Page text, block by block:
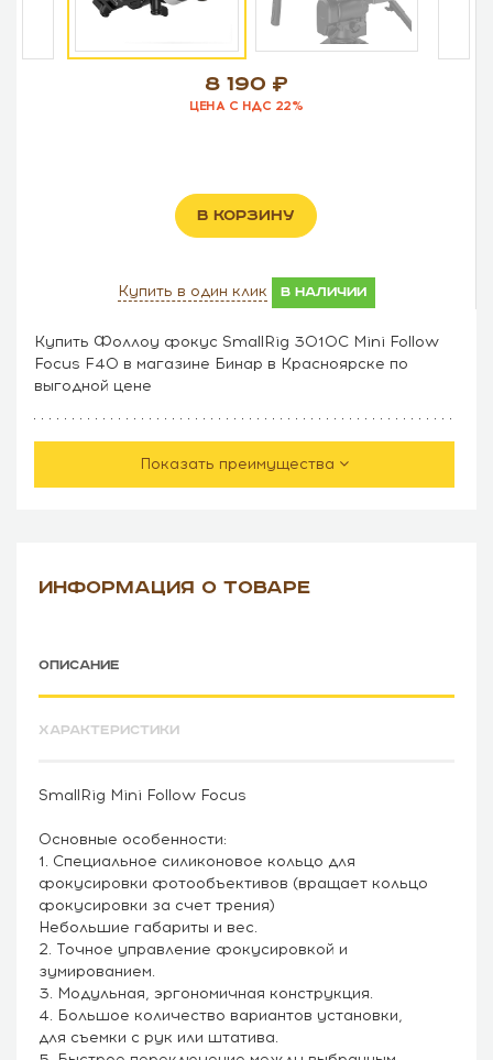
8 190
ЦЕНА С НДС 22%
В КОРЗИНУ
Купить в один клик в наличии
Купить Фоллоу фокус SmallRig 3010C Mini Follow
Focus F40 в магазине Бинар в Красноярске по
выгодной цене
Показать преимущества
ИНФОРМАЦИЯ О ТОВАРЕ
ОПИСАНИЕ
ХАРАКТЕРИСТИКИ
SmallRig Mini Follow Focus
Основные особенности:
1. Специальное силиконовое кольцо для
фокусировки фотообъективов (вращает кольцо
фокусировки за счет трения)
Небольшие габариты и вес.
2. Точное управление фокусировкой и
зумированием.
3. Модульная, эргономичная конструкция.
4. Большое количество вариантов установки,
для съемки с рук или штатива.